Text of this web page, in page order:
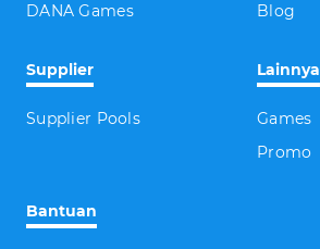
DANA Games
Blog
Supplier
Supplier Pools
Lainnya
Games
Promo
Bantuan